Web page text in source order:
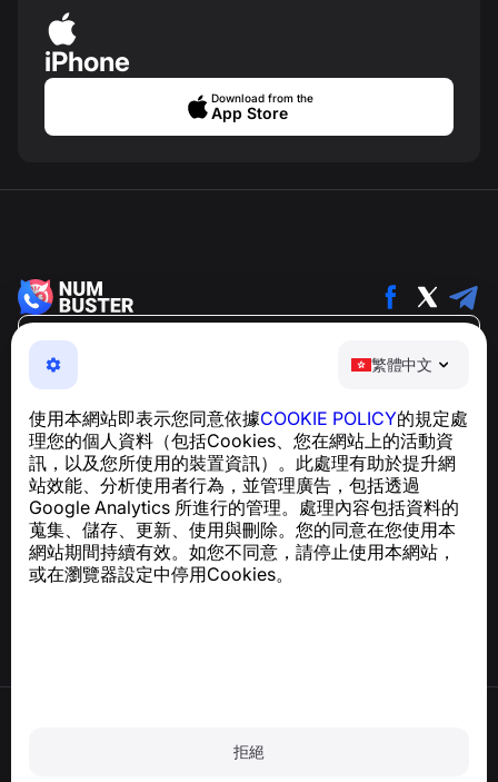
繁體中文
使用本網站即表示您同意依據COOKIE POLICY的規定處
理您的個人資料（包括Cookies、您在網站上的活動資
訊，以及您所使用的裝置資訊）。此處理有助於提升網
站效能、分析使用者行為，並管理廣告，包括透過
Google Analytics 所進行的管理。處理內容包括資料的
蒐集、儲存、更新、使用與刪除。您的同意在您使用本
網站期間持續有效。如您不同意，請停止使用本網站，
或在瀏覽器設定中停用Cookies。
拒絕
iPhone
Download from the
App Store
NumBuster © 2013—2026 ·
support@numbuster.com
及騷擾內容
關於 GDPR 合規的諮詢：support@numbuster.com
說明中心
新聞與文章
關於專案
聯絡方式